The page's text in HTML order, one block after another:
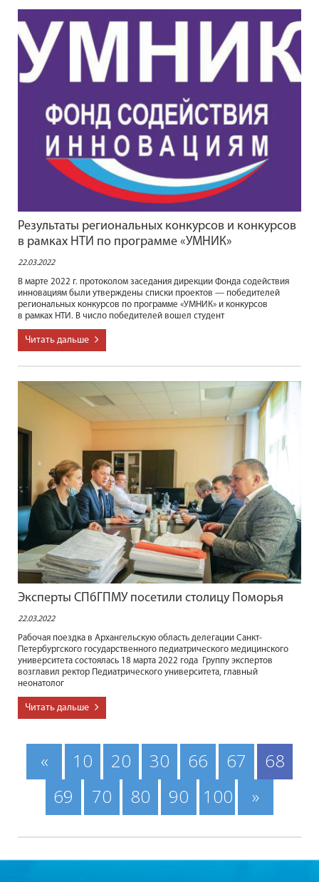
Результаты региональных конкурсов и конкурсов
в рамках НТИ по программе «УМНИК»
22.03.2022
В марте 2022 г. протоколом заседания дирекции Фонда содействия
инновациям были утверждены списки проектов — победителей
региональных конкурсов по программе «УМНИК» и конкурсов
в рамках НТИ. В число победителей вошел студент
Читать дальше
Эксперты СПбГПМУ посетили столицу Поморья
22.03.2022
Рабочая поездка в Архангельскую область делегации Санкт-
Петербургского государственного педиатрического медицинского
университета состоялась 18 марта 2022 года Группу экспертов
возглавил ректор Педиатрического университета, главный
неонатолог
Читать дальше
« 10 20 30 66 67
68
69
70 80 90 100 »